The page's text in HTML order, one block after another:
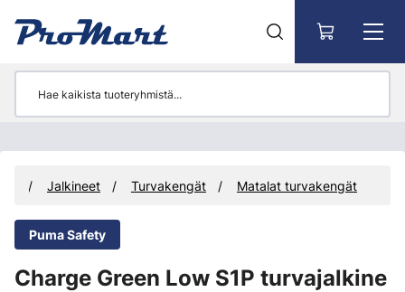
Jalkineet Turvakengät Matalat turvakengät
Puma Safety
Charge Green Low S1P turvajalkine